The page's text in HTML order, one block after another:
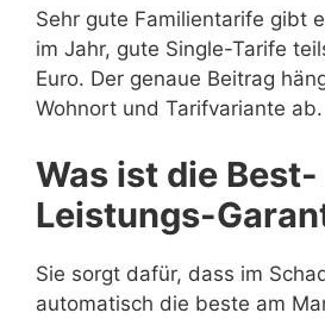
Sehr gute Familientarife gibt
im Jahr, gute Single-Tarife
Euro. Der genaue Beitrag
Wohnort und Tarifvariante ab.
Was ist die Best-
Leistungs-
Sie sorgt dafür, dass im
automatisch die beste am